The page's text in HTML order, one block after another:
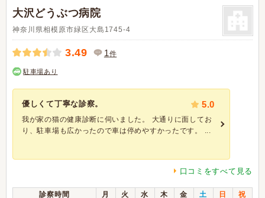
大沢どうぶつ病院
神奈川県相模原市緑区大島1745-4
3.49 1件
駐車場あり
優しくて丁寧な診察。 5.0
我が家の猫の健康診断に伺いました。 大通りに面してお
り、駐車場も広かったので車は停めやすかったです。 ...
口コミをすべて見る
診察時間 月 火 水 木 金 土 日 祝